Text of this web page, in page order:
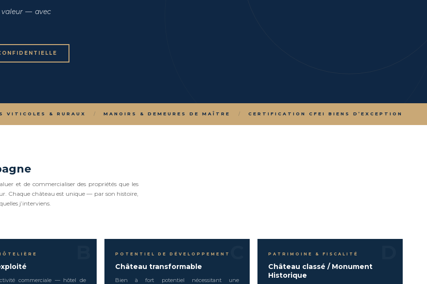
valeur — avec
VITICOLES & RURAUX / MANOIRS & DEMEURES DE MAÎTRE / CERTIFICATION CFEI BIENS D’EXCEPTION
et de commercialiser des propriétés que les
Chaque château est unique — par son histoire,
j’interviens.
commerciale — hôtel de
POTENTIEL DE DÉVELOPPEMENT
Château transformable
Bien à fort potentiel nécessitant une
PATRIMOINE & FISCALITÉ
Château classé / Monument
Historique